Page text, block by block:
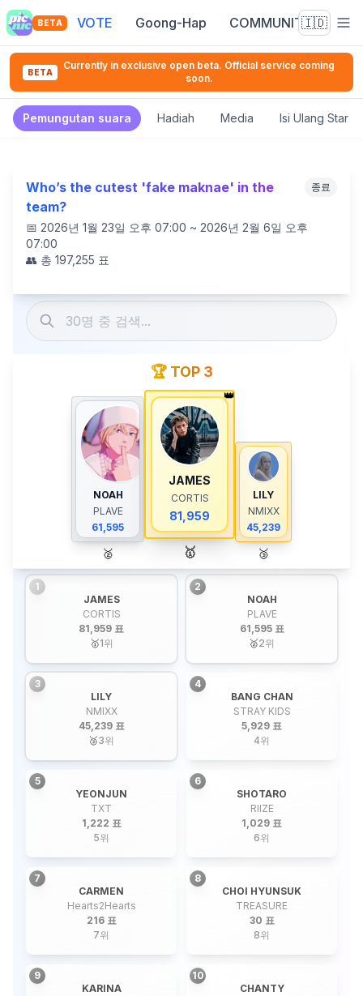
BETA VOTE Goong-Hap COMMUNITY🇮🇩
BETA
Currently in exclusive open beta. Official service coming
soon.
Pemungutan suara Hadiah Media Isi Ulang Star
Who’s the cutest 'fake maknae' in the
team?
종료
📅 2026년 1월 23일 오후 07:00 ~ 2026년 2월 6일 오후
07:00
👥 총 197,255 표
🏆 TOP 3
NOAH
PLAVE
61,595
🥈
👑
JAMES
CORTIS
81,959
🥇
LILY
NMIXX
45,239
🥉
1
JAMES
CORTIS
81,959 표
🥇1위
2
NOAH
PLAVE
61,595 표
🥈2위
3
LILY
NMIXX
45,239 표
🥉3위
4
BANG CHAN
STRAY KIDS
5,929 표
4위
5
YEONJUN
TXT
1,222 표
5위
6
SHOTARO
RIIZE
1,029 표
6위
7
CARMEN
Hearts2Hearts
216 표
7위
8
CHOI HYUNSUK
TREASURE
30 표
8위
9
KARINA
10
CHANTY